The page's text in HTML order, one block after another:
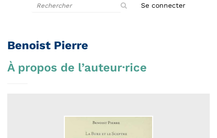
Se connecter
Benoist Pierre
À propos de l’auteur·rice